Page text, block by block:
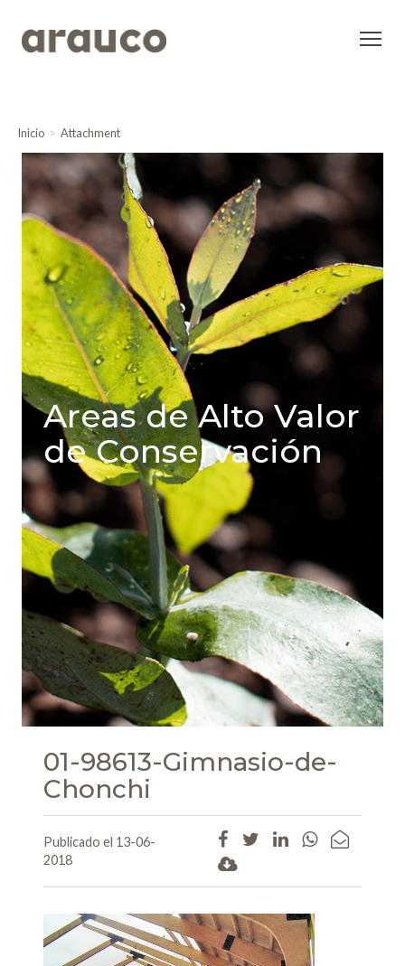
Inicio Attachment
Areas de Alto Valor
de Conservación
01-98613-Gimnasio-de-
Chonchi
Publicado el 13-06-
2018